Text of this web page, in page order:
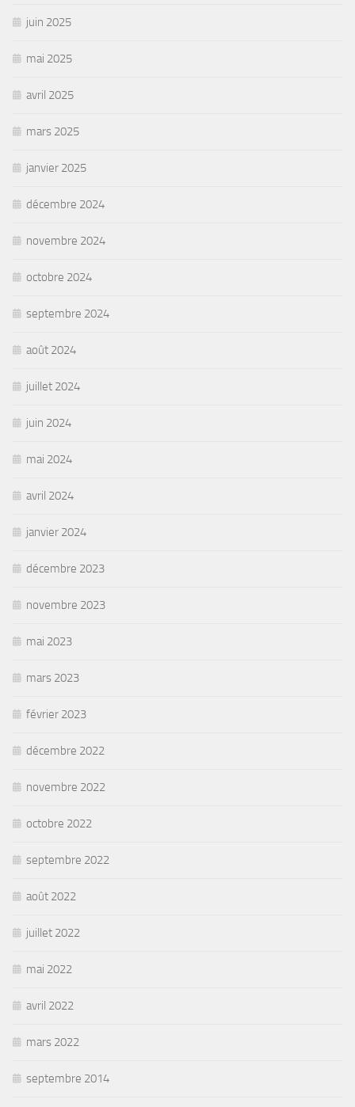
juin 2025
mai 2025
avril 2025
mars 2025
janvier 2025
décembre 2024
novembre 2024
octobre 2024
septembre 2024
août 2024
juillet 2024
juin 2024
mai 2024
avril 2024
janvier 2024
décembre 2023
novembre 2023
mai 2023
mars 2023
février 2023
décembre 2022
novembre 2022
octobre 2022
septembre 2022
août 2022
juillet 2022
mai 2022
avril 2022
mars 2022
septembre 2014